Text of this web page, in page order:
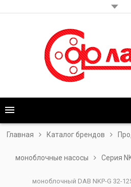
Главная Каталог брендов
моноблочные насосы Серия
моноблочный DAB NKP-G 32-